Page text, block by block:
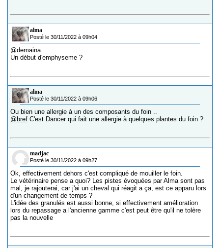
alma
Posté le 30/11/2022 à 09h04
@demaina
Un début d'emphyseme ?
alma
Posté le 30/11/2022 à 09h06
Ou bien une allergie à un des composants du foin ..
@bref C'est Dancer qui fait une allergie à quelques plantes du foin ?
madjac
Posté le 30/11/2022 à 09h27
Ok, effectivement dehors c'est compliqué de mouiller le foin.
Le vétérinaire pense a quoi? Les pistes évoquées par Alma sont pas
mal, je rajouterai, car j'ai un cheval qui réagit a ça, est ce apparu lors
d'un changement de temps ?
L'idée des granulés est aussi bonne, si effectivement amélioration
lors du repassage a l'ancienne gamme c'est peut être qu'il ne tolère
pas la nouvelle